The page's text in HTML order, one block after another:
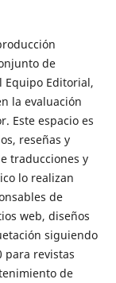
de
Equipo Editorial,
la evaluación
Este espacio es
reseñas y
traducciones y
lo realizan
de
web, diseños
siguiendo
para revistas
de